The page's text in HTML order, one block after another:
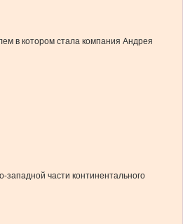
в котором стала компания Андрея
части континентального